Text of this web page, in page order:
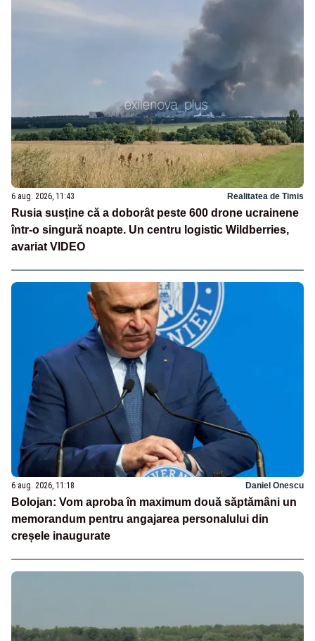
6 aug. 2026, 11:43 Realitatea de Timis
Rusia susține că a doborât peste 600 drone ucrainene
într-o singură noapte. Un centru logistic Wildberries,
avariat VIDEO
6 aug. 2026, 11:18 Daniel Onescu
Bolojan: Vom aproba în maximum două săptămâni un
memorandum pentru angajarea personalului din
creșele inaugurate